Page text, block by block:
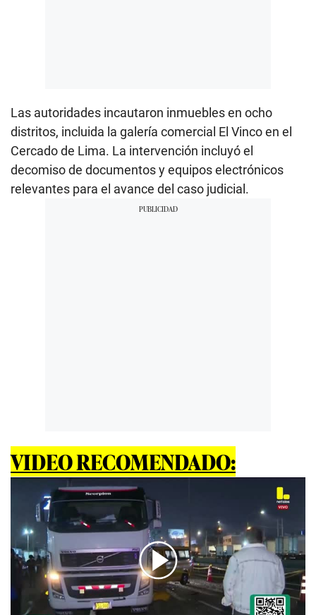
Las autoridades incautaron inmuebles en ocho
distritos, incluida la galería comercial El Vinco en el
Cercado de Lima. La intervención incluyó el
decomiso de documentos y equipos electrónicos
relevantes para el avance del caso judicial.
VIDEO RECOMENDADO: